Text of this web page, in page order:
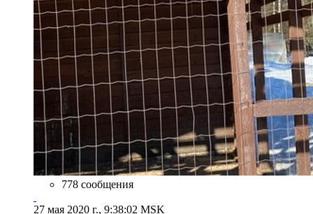
778 сообщения
27 мая 2020 г., 9:38:02 MSK